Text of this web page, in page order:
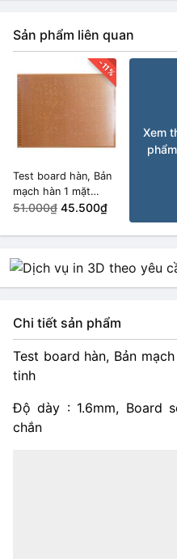
Sản phẩm liên quan
-11%
Test board hàn, Bản
mạch hàn 1 mặt
18x30cm
51.000₫ 45.500₫
Xem
Chi tiết sản phẩm
Test board hàn, Bản
tinh
Độ dày : 1.6mm, Board
chắn